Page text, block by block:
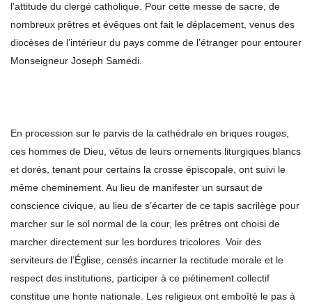
l’attitude du clergé catholique. Pour cette messe de sacre, de
nombreux prêtres et évêques ont fait le déplacement, venus des
diocèses de l’intérieur du pays comme de l’étranger pour entourer
Monseigneur Joseph Samedi.
En procession sur le parvis de la cathédrale en briques rouges,
ces hommes de Dieu, vêtus de leurs ornements liturgiques blancs
et dorés, tenant pour certains la crosse épiscopale, ont suivi le
même cheminement. Au lieu de manifester un sursaut de
conscience civique, au lieu de s’écarter de ce tapis sacrilège pour
marcher sur le sol normal de la cour, les prêtres ont choisi de
marcher directement sur les bordures tricolores. Voir des
serviteurs de l’Église, censés incarner la rectitude morale et le
respect des institutions, participer à ce piétinement collectif
constitue une honte nationale. Les religieux ont emboîté le pas à